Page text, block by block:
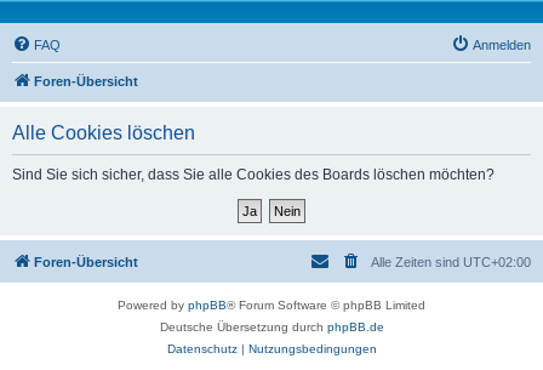
FAQ Anmelden
Foren-Übersicht
Alle Cookies löschen
Sind Sie sich sicher, dass Sie alle Cookies des Boards löschen möchten?
Foren-Übersicht Alle Zeiten sind UTC+02:00
Powered by phpBB® Forum Software © phpBB Limited
Deutsche Übersetzung durch phpBB.de
Datenschutz| Nutzungsbedingungen